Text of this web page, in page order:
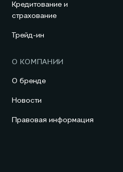
Кредитование и
страхование
Трейд-ин
О КОМПАНИИ
О бренде
Новости
Правовая информация